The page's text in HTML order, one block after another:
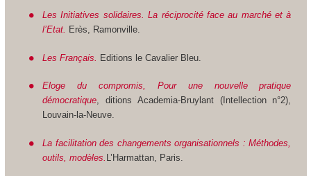
Les Initiatives solidaires. La réciprocité face au marché et à
l’Etat. Erès, Ramonville.
Les Français. Editions le Cavalier Bleu.
Eloge du compromis, Pour une nouvelle pratique
démocratique, ditions Academia-Bruylant (Intellection n°2),
Louvain-la-Neuve.
La facilitation des changements organisationnels : Méthodes,
outils, modèles. L’Harmattan, Paris.